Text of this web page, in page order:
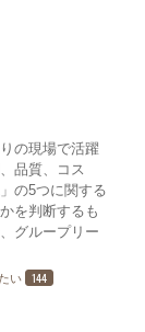
の現場で活躍
品質、コス
の5つに関する
を判断するも
グループリー
い 144